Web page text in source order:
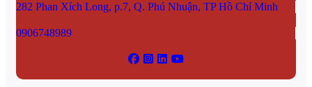
282 Phan Xích Long, p.7, Q. Phú Nhuận, TP Hồ Chí Minh
0906748989